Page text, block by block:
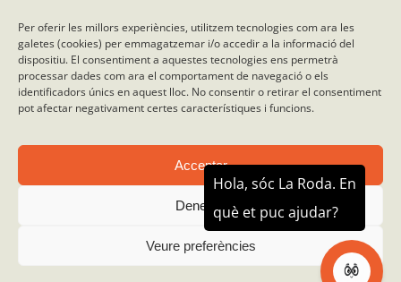
Per oferir les millors experiències, utilitzem tecnologies com ara les
galetes (cookies) per emmagatzemar i/o accedir a la informació del
dispositiu. El consentiment a aquestes tecnologies ens permetrà
processar dades com ara el comportament de navegació o els
identificadors únics en aquest lloc. No consentir o retirar el consentiment
pot afectar negativament certes característiques i funcions.
Acceptar
Denegar
Veure preferències
Política de Privacidad|Aviso legal|
Condiciones generales del contrato de viajes combinado
| Diseñado y